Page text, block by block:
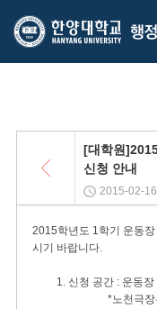
한
양
교
양
교
행
정
학
[대학원
신청 안내
2015-02-
2015학년도 1학기 운동
시기 바랍니다.
1. 신청 공간 : 운동장
*노천극장은 미래